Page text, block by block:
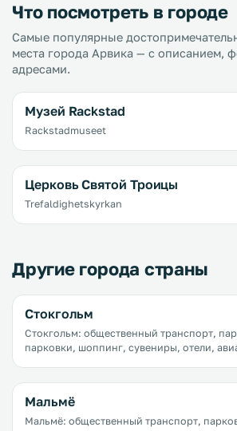
Что посмотреть в городе
Самые популярные
места города Арвика — с описанием,
адресами.
Музей Rackstad
Rackstadmuseet
Церковь Святой Троицы
Trefaldighetskyrkan
Другие города страны
Стокгольм
Стокгольм: общественный транспорт,
парковки, шоппинг, сувениры, отели, авиабилеты
Мальмё
Мальмё: общественный транспорт,